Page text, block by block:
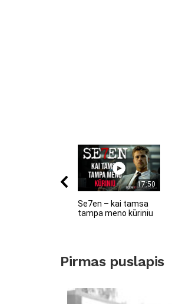
17:50
Se7en – kai tamsa
tampa meno kūriniu
Pirmas puslapis